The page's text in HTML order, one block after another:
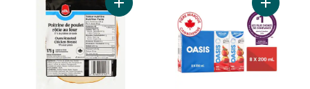
Ajouter Poitrine de poulet rôtie au four
Ajouter